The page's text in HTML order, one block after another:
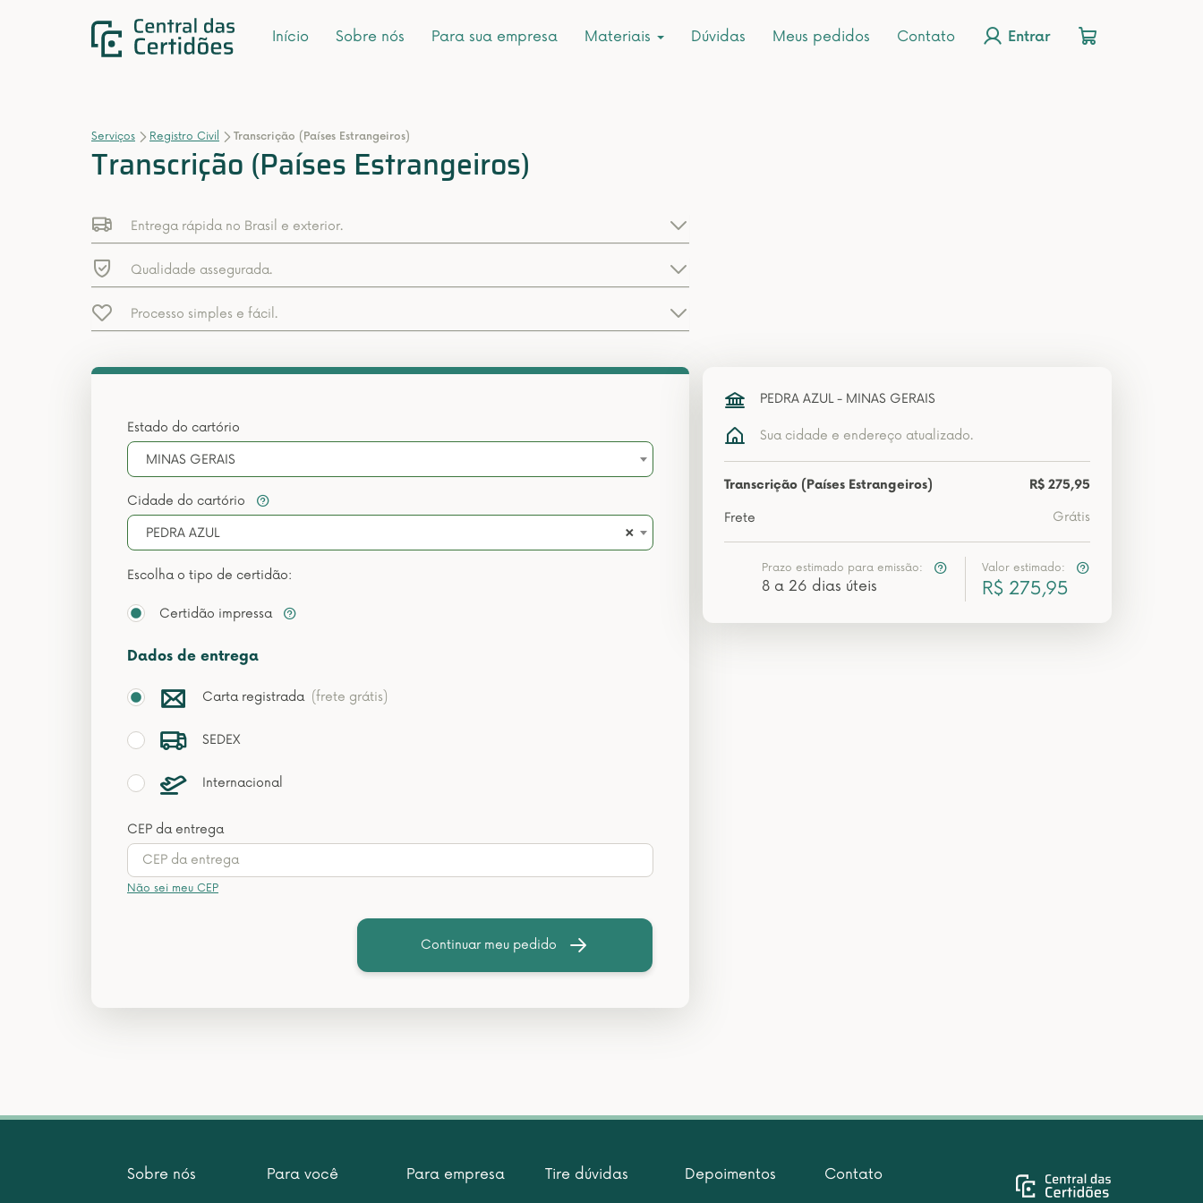
Início Sobre nós Para sua empresa Materiais Dúvidas Meus pedidos Contato Entrar
Serviços Registro Civil Transcrição (Países Estrangeiros)
Transcrição (Países Estrangeiros)
Entrega rápida no Brasil e exterior.
Qualidade assegurada.
Processo simples e fácil.
Estado do cartório
MINAS GERAIS
Cidade do cartório
×
PEDRA AZUL
Escolha o tipo de certidão:
Certidão impressa
Dados de entrega
Carta registrada (frete grátis)
SEDEX
Internacional
CEP da entrega
Não sei meu CEP
Continuar meu pedido
PEDRA AZUL - MINAS GERAIS
Sua cidade e endereço atualizado.
Transcrição (Países Estrangeiros) R$ 275,95
Frete Grátis
Prazo estimado para emissão:
8 a 26 dias úteis
Valor estimado:
R$ 275,95
Sobre nós Para você Para empresa Tire dúvidas Depoimentos Contato